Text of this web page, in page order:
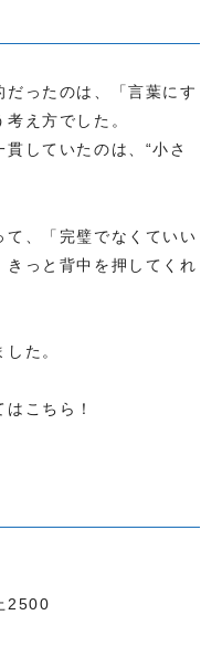
ったのは、「言葉にす
え方でした。
していたのは、“小さ
て、「完璧でなくていい
っと背中を押してくれ
た。
こちら！
2500